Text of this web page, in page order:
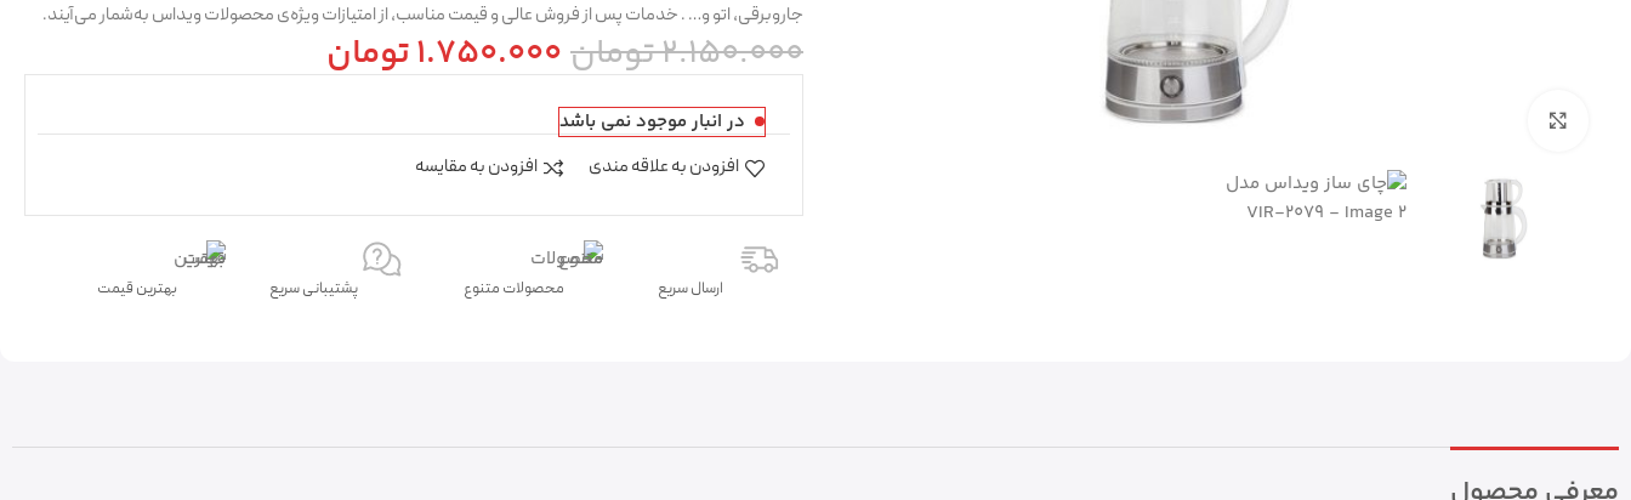
جاروبرقی، اتو و… . خدمات پس از فروش عالی و قیمت مناسب، از امتیازات ویژه‌ی محصولات ویداس به‌شمار می‌آیند.
2.150.000تومان1.750.000تومان
در انبار موجود نمی باشد
افزودن به علاقه مندی افزودن به مقایسه
ارسال سریع محصولات متنوع پشتیبانی سریع بهترین قیمت